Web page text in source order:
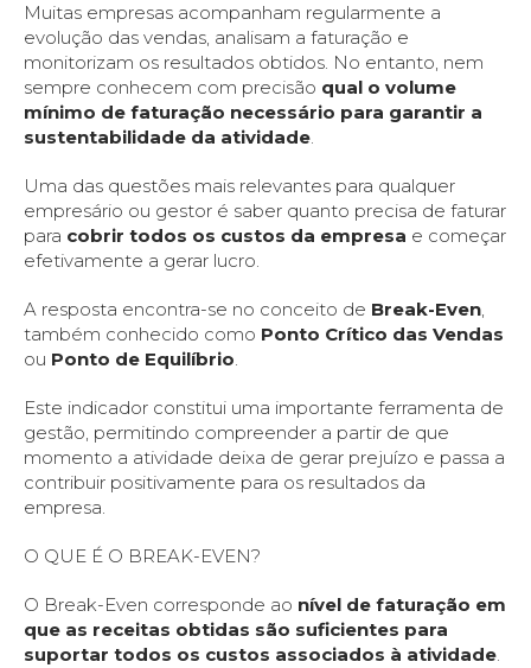
Muitas empresas acompanham regularmente a
evolução das vendas, analisam a faturação e
monitorizam os resultados obtidos. No entanto, nem
sempre conhecem com precisão qual o volume
mínimo de faturação necessário para garantir a
sustentabilidade da atividade.
Uma das questões mais relevantes para qualquer
empresário ou gestor é saber quanto precisa de faturar
para cobrir todos os custos da empresa e começar
efetivamente a gerar lucro.
A resposta encontra-se no conceito de Break-Even,
também conhecido como Ponto Crítico das Vendas
ou Ponto de Equilíbrio.
Este indicador constitui uma importante ferramenta de
gestão, permitindo compreender a partir de que
momento a atividade deixa de gerar prejuízo e passa a
contribuir positivamente para os resultados da
empresa.
O QUE É O BREAK-EVEN?
O Break-Even corresponde ao nível de faturação em
que as receitas obtidas são suficientes para
suportar todos os custos associados à atividade.